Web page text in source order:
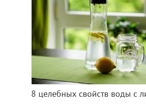
8 целебных свойств воды с